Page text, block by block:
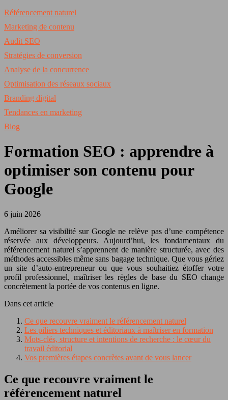
Référencement naturel
Marketing de contenu
Audit SEO
Stratégies de conversion
Analyse de la concurrence
Optimisation des réseaux sociaux
Branding digital
Tendances en marketing
Blog
Formation SEO : apprendre à
optimiser son contenu pour
Google
6 juin 2026
Améliorer sa visibilité sur Google ne relève pas d’une compétence
réservée aux développeurs. Aujourd’hui, les fondamentaux du
référencement naturel s’apprennent de manière structurée, avec des
méthodes accessibles même sans bagage technique. Que vous gériez
un site d’auto-entrepreneur ou que vous souhaitiez étoffer votre
profil professionnel, maîtriser les règles de base du SEO change
concrètement la portée de vos contenus en ligne.
Dans cet article
Ce que recouvre vraiment le référencement naturel
Les piliers techniques et éditoriaux à maîtriser en formation
Mots-clés, structure et intentions de recherche : le cœur du
travail éditorial
Vos premières étapes concrètes avant de vous lancer
Ce que recouvre vraiment le
référencement naturel